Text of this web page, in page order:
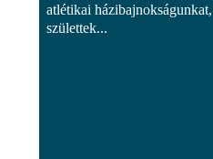
atlétikai
születtek...